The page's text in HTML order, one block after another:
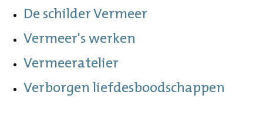
De schilder Vermeer
Vermeer's werken
Vermeeratelier
Verborgen liefdesboodschappen